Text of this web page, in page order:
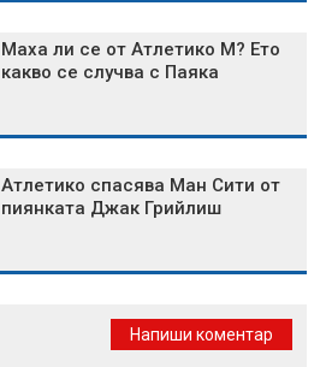
Маха ли се от Атлетико М? Ето
какво се случва с Паяка
Атлетико спасява Ман Сити от
пиянката Джак Грийлиш
Напиши коментар